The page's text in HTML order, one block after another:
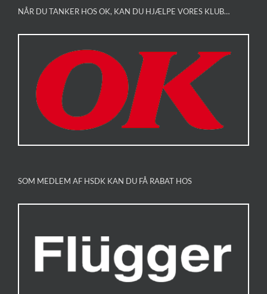
NÅR DU TANKER HOS OK, KAN DU HJÆLPE VORES KLUB…
SOM MEDLEM AF HSDK KAN DU FÅ RABAT HOS